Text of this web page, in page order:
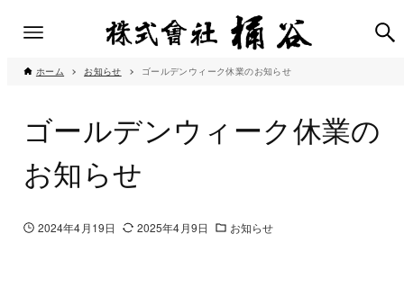
ホーム お知らせ ゴールデンウィーク休業のお知らせ
ゴールデンウィーク休業の
お知らせ
2024年4月19日 2025年4月9日 お知らせ